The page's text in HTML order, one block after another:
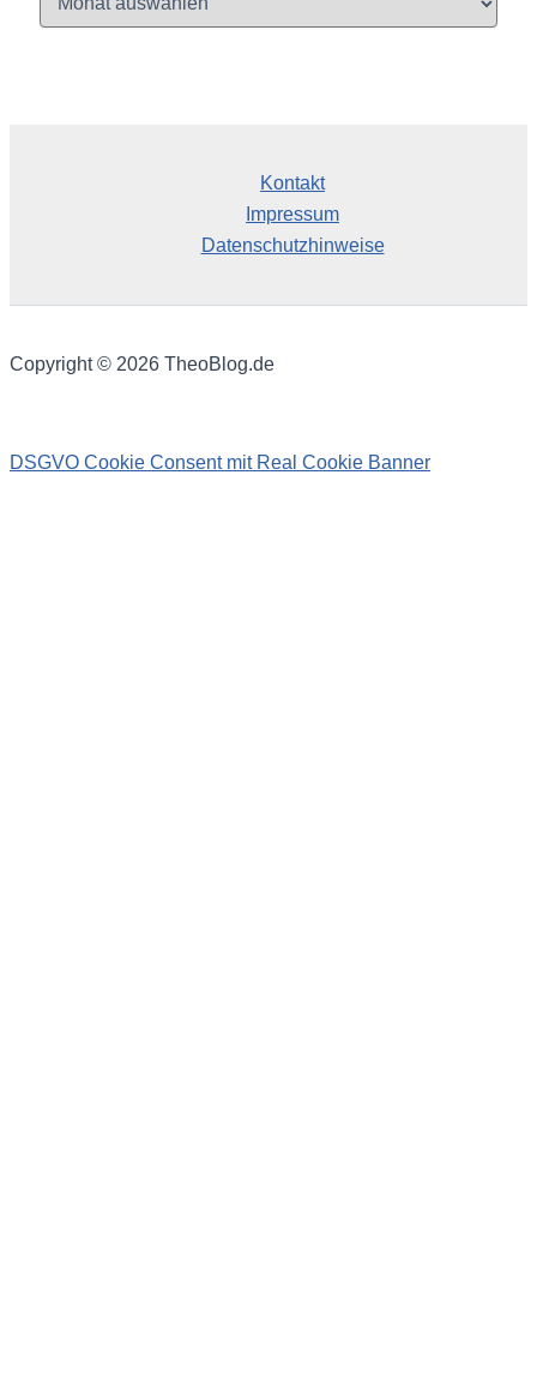
Kontakt
Impressum
Datenschutzhinweise
Copyright © 2026 TheoBlog.de
DSGVO Cookie Consent mit Real Cookie Banner